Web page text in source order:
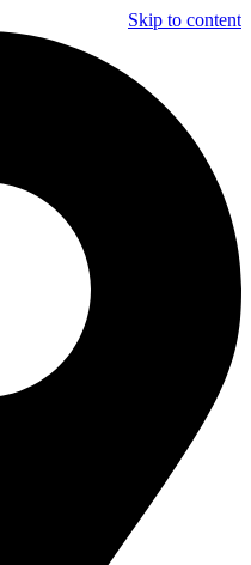
Skip to content